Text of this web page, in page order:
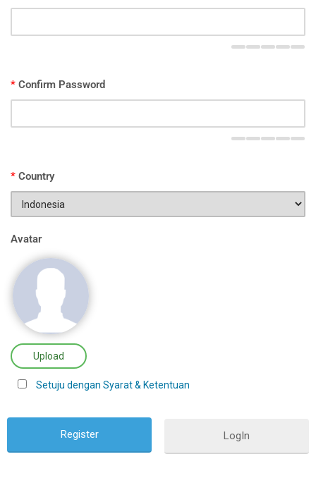
* Confirm Password
* Country
Avatar
Upload
Setuju dengan Syarat & Ketentuan
LogIn